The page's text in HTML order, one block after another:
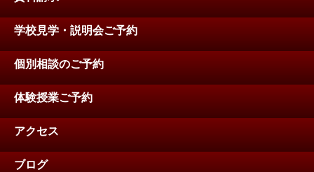
学校見学・説明会ご予約
個別相談のご予約
体験授業ご予約
アクセス
ブログ